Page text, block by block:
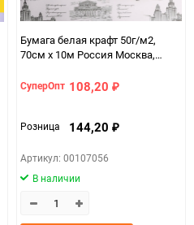
Бумага белая крафт 50г/м2,
70см x 10м Россия Москва,
СуперОпт 108,20 ₽
Розница 144,20 ₽
Артикул: 00107056
В наличии